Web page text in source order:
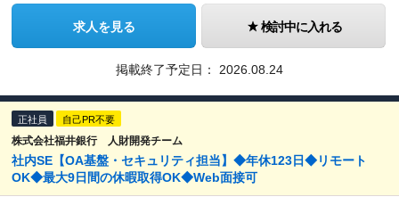
求人を見る 検討中に入れる
掲載終了予定日： 2026.08.24
正社員 自己PR不要
株式会社福井銀行 人財開発チーム
社内SE【OA基盤・セキュリティ担当】◆年休123日◆リモート
OK◆最大9日間の休暇取得OK◆Web面接可